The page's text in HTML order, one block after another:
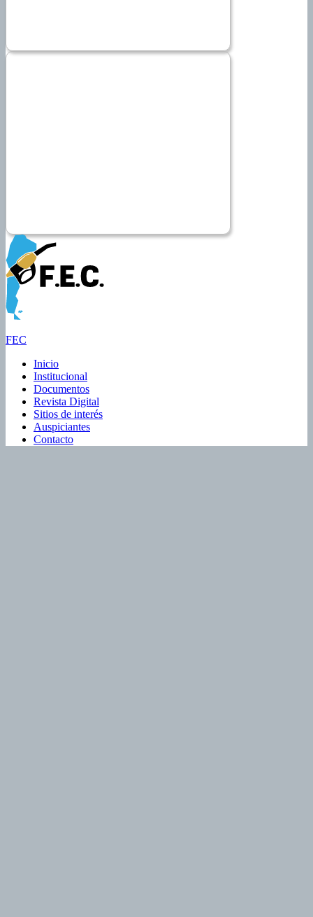
FEC
Inicio
Institucional
Documentos
Revista Digital
Sitios de interés
Auspiciantes
Contacto